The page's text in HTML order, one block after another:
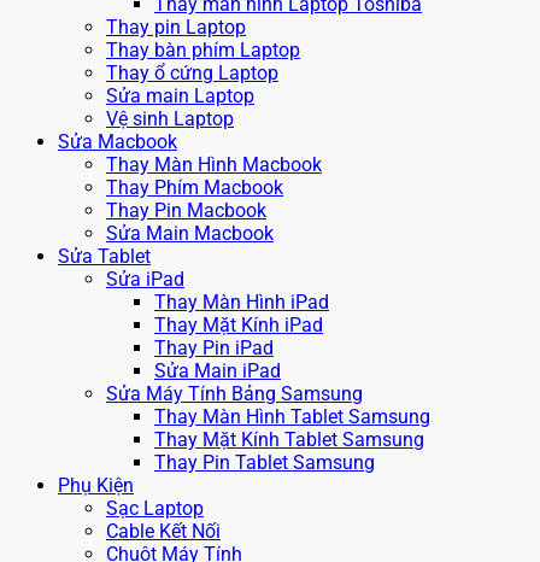
Thay màn hình Laptop Toshiba
Thay pin Laptop
Thay bàn phím Laptop
Thay ổ cứng Laptop
Sửa main Laptop
Vệ sinh Laptop
Sửa Macbook
Thay Màn Hình Macbook
Thay Phím Macbook
Thay Pin Macbook
Sửa Main Macbook
Sửa Tablet
Sửa iPad
Thay Màn Hình iPad
Thay Mặt Kính iPad
Thay Pin iPad
Sửa Main iPad
Sửa Máy Tính Bảng Samsung
Thay Màn Hình Tablet Samsung
Thay Mặt Kính Tablet Samsung
Thay Pin Tablet Samsung
Phụ Kiện
Sạc Laptop
Cable Kết Nối
Chuột Máy Tính